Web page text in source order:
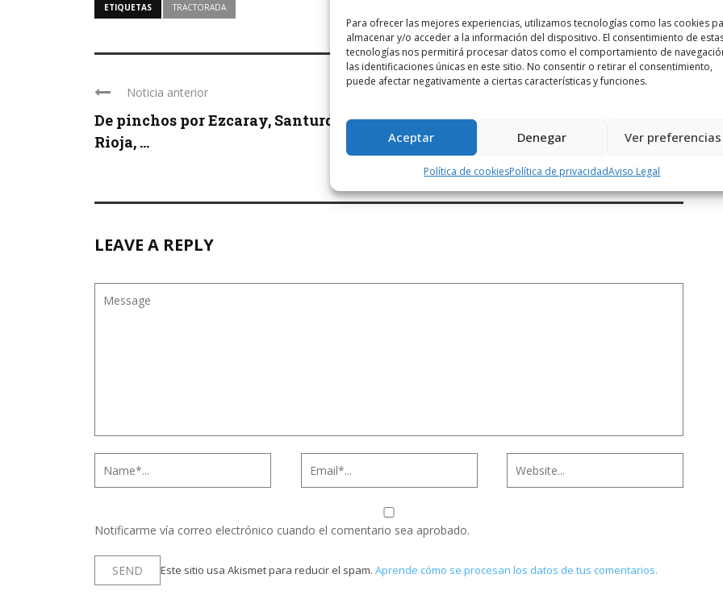
Para ofrecer las mejores experiencias, utilizamos tecnologías como las cookies
almacenar y/o acceder a la información del dispositivo. El consentimiento de
tecnologías nos permitirá procesar datos como el comportamiento de
las identificaciones únicas en este sitio. No consentir o retirar el consentimiento,
puede afectar negativamente a ciertas características y funciones.
Aceptar Denegar Ver preferencias
Política de cookiesPolítica de privacidadAviso Legal
ETIQUETAS TRACTORADA
Noticia anterior
De pinchos por Ezcaray, Santurde de
Rioja, ...
Herido el conductor del un turismo que
...
LEAVE A REPLY
Notificarme vía correo electrónico cuando el comentario sea aprobado.
Este sitio usa Akismet para reducir el spam. Aprende cómo se procesan los datos de tus comentarios.